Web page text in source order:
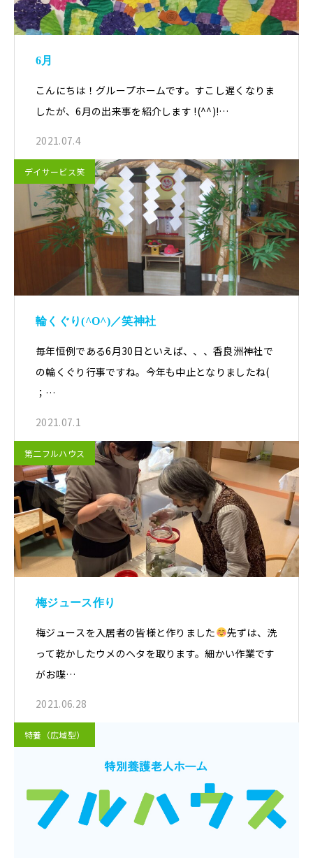
6月
こんにちは！グループホームです。すこし遅くなりま
したが、6月の出来事を紹介します !(^^)!…
2021.07.4
デイサービス笑
輪くぐり(^O^)／笑神社
毎年恒例である6月30日といえば、、、香良洲神社で
の輪くぐり行事ですね。今年も中止となりましたね(
；…
2021.07.1
第二フルハウス
梅ジュース作り
梅ジュースを入居者の皆様と作りました
先ずは、洗
って乾かしたウメのヘタを取ります。細かい作業です
がお喋…
2021.06.28
特養（広域型）